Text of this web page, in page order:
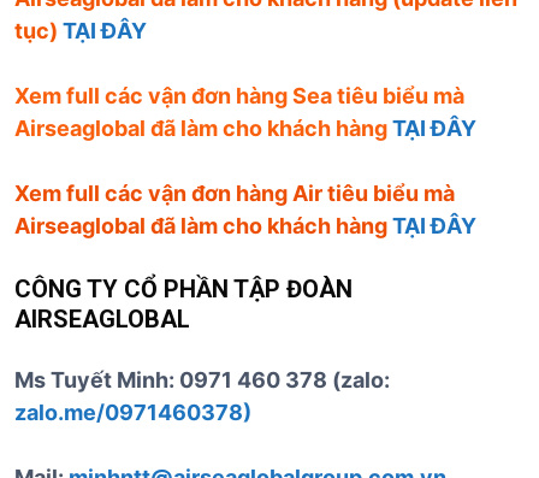
tục) TẠI ĐÂY
Xem full các vận đơn hàng Sea tiêu biểu mà
Airseaglobal đã làm cho khách hàngTẠI ĐÂY
Xem full các vận đơn hàng Air tiêu biểu mà
Airseaglobal đã làm cho khách hàngTẠI ĐÂY
CÔNG TY CỔ PHẦN TẬP ĐOÀN
AIRSEAGLOBAL
Ms Tuyết Minh: 0971 460 378 (zalo:
zalo.me/0971460378)